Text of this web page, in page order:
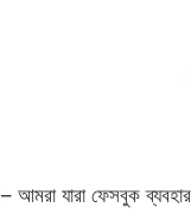
– আমরা যারা ফেসবুক